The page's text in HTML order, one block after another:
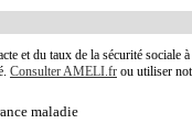
et du taux de la sécurité
Consulter AMELI.fr ou utiliser
maladie